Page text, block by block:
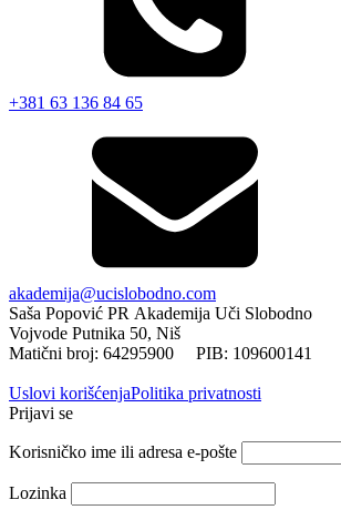
+381 63 136 84 65
akademija@ucislobodno.com
Saša Popović PR Akademija Uči Slobodno
Vojvode Putnika 50, Niš
Matični broj: 64295900 PIB: 109600141
Uslovi korišćenjaPolitika privatnosti
Prijavi se
Korisničko ime ili adresa e-pošte
Lozinka